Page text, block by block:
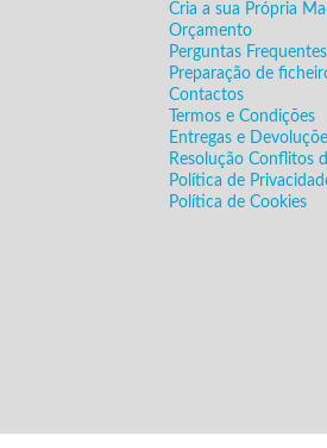
Cria a sua Própria
Orçamento
Perguntas
Preparação de
Contactos
Termos e Condições
Entregas e
Resolução Conflitos
Política de
Política de Cookies